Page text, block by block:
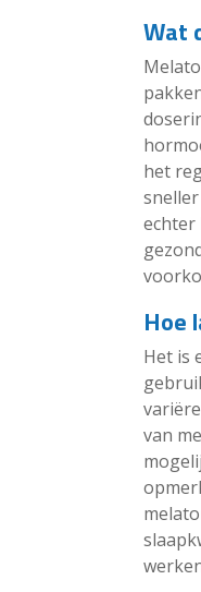
Wat
het
echter
Hoe
Het is
van